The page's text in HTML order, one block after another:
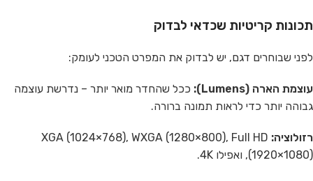
תכונות קריטיות שכדאי לבדוק
לפני שבוחרים דגם, יש לבדוק את המפרט הטכני לעומק:
עוצמת הארה (Lumens):
ככל שהחדר מואר יותר – נדרשת עוצמה
גבוהה יותר כדי לראות תמונה ברורה.
רזולוציה: XGA (1024×768), WXGA (1280×800), Full HD
(1920×1080), ואפילו 4K.